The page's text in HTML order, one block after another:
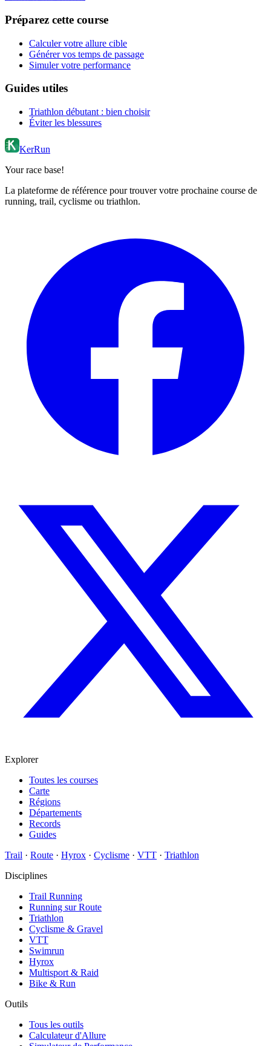
Préparez cette course
Calculer votre allure cible
Générer vos temps de passage
Simuler votre performance
Guides utiles
Triathlon débutant : bien choisir
Éviter les blessures
KerRun
Your race base!
La plateforme de référence pour trouver votre prochaine course de
running, trail, cyclisme ou triathlon.
Explorer
Toutes les courses
Carte
Régions
Départements
Records
Guides
Trail · Route · Hyrox · Cyclisme · VTT · Triathlon
Disciplines
Trail Running
Running sur Route
Triathlon
Cyclisme & Gravel
VTT
Swimrun
Hyrox
Multisport & Raid
Bike & Run
Outils
Tous les outils
Calculateur d'Allure